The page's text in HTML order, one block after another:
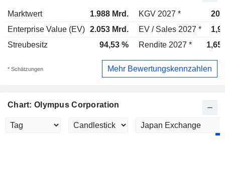
Marktwert 1.988 Mrd. KGV 2027 *
Enterprise Value (EV) 2.053 Mrd. EV / Sales 2027 *
Streubesitz
94,53 % Rendite 2027 * 1,65
* Schätzungen Mehr Bewertungskennzahlen
Chart: Olympus Corporation